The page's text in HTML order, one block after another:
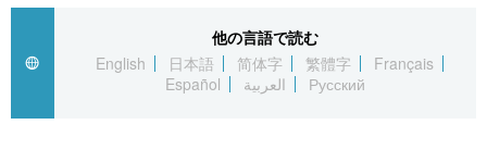
Русский
経済・ビジネス
国際
トップ
アーカイブ
In-depth
Japan Data
他の言語で読む
English
日本語 简体字 繁體字
Français
Español
العربية Русский